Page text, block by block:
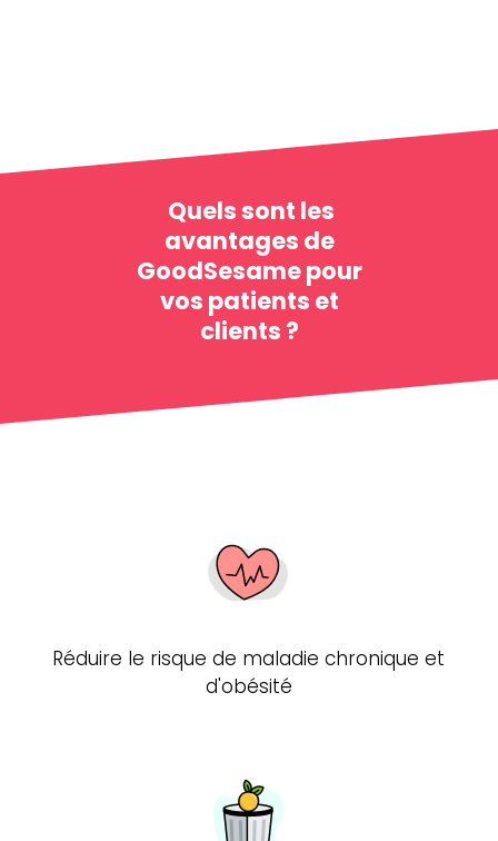
Quels sont les
avantages de
GoodSesame pour
vos patients et
clients ?
Réduire le risque de maladie chronique et
d'obésité